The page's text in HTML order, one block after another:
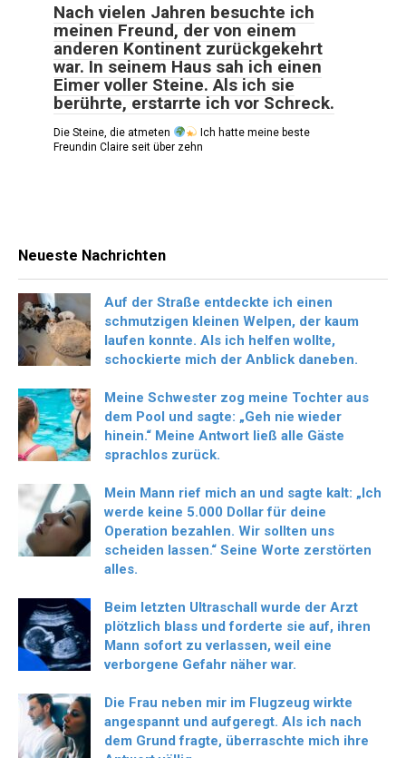
Nach vielen Jahren besuchte ich
meinen Freund, der von einem
anderen Kontinent zurückgekehrt
war. In seinem Haus sah ich einen
Eimer voller Steine. Als ich sie
berührte, erstarrte ich vor Schreck.
Die Steine, die atmeten
Ich hatte meine beste
Freundin Claire seit über zehn
Neueste Nachrichten
Auf der Straße entdeckte ich einen
schmutzigen kleinen Welpen, der kaum
laufen konnte. Als ich helfen wollte,
schockierte mich der Anblick daneben.
Meine Schwester zog meine Tochter aus
dem Pool und sagte: „Geh nie wieder
hinein.“ Meine Antwort ließ alle Gäste
sprachlos zurück.
Mein Mann rief mich an und sagte kalt: „Ich
werde keine 5.000 Dollar für deine
Operation bezahlen. Wir sollten uns
scheiden lassen.“ Seine Worte zerstörten
alles.
Beim letzten Ultraschall wurde der Arzt
plötzlich blass und forderte sie auf, ihren
Mann sofort zu verlassen, weil eine
verborgene Gefahr näher war.
Die Frau neben mir im Flugzeug wirkte
angespannt und aufgeregt. Als ich nach
dem Grund fragte, überraschte mich ihre